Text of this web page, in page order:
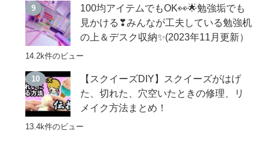
100均アイテムでもOK👀🌟勉強垢でも
見かける❣みんなが工夫している勉強机
の上＆デスク収納✨(2023年11月更新）
14.2k件のビュー
【スクイーズDIY】スクイーズがはげ
た、切れた、穴空いたときの修理、リ
メイク方法まとめ！
13.4k件のビュー